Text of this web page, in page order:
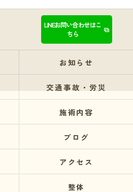
LINEお問い合わせはこ
ちら
お知らせ
交通事故・労災
施術内容
ブログ
アクセス
整体